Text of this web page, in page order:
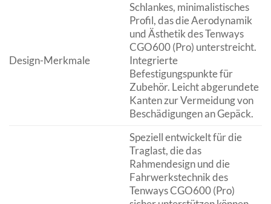
Design-Merkmale
Schlankes, minimalistisches
Profil, das die Aerodynamik
und Ästhetik des Tenways
CGO600 (Pro) unterstreicht.
Integrierte
Befestigungspunkte für
Zubehör. Leicht abgerundete
Kanten zur Vermeidung von
Beschädigungen an Gepäck.
Speziell entwickelt für die
Traglast, die das
Rahmendesign und die
Fahrwerkstechnik des
Tenways CGO600 (Pro)